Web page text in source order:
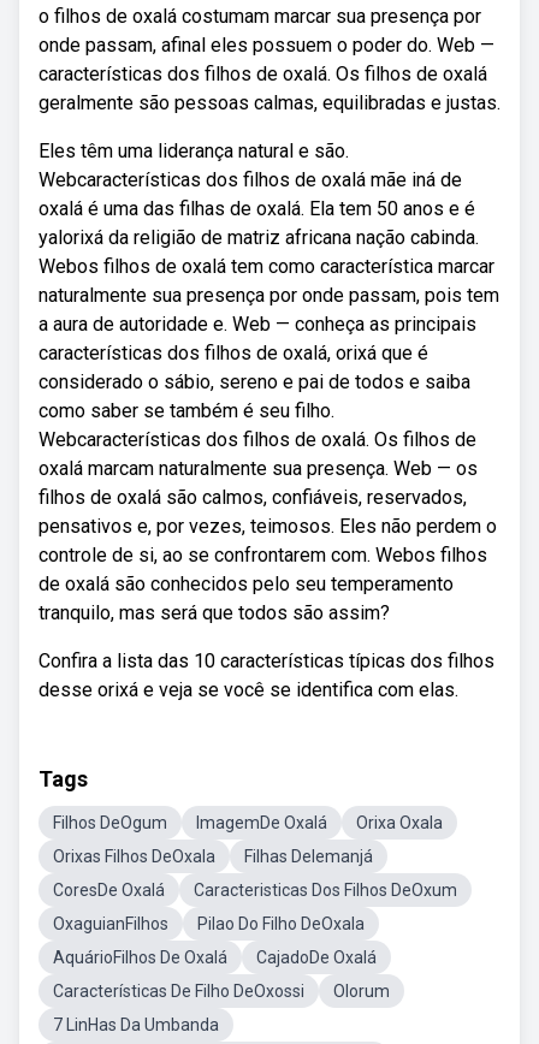
o filhos de oxalá costumam marcar sua presença por
onde passam, afinal eles possuem o poder do. Web —
características dos filhos de oxalá. Os filhos de oxalá
geralmente são pessoas calmas, equilibradas e justas.
Eles têm uma liderança natural e são.
Webcaracterísticas dos filhos de oxalá mãe iná de
oxalá é uma das filhas de oxalá. Ela tem 50 anos e é
yalorixá da religião de matriz africana nação cabinda.
Webos filhos de oxalá tem como característica marcar
naturalmente sua presença por onde passam, pois tem
a aura de autoridade e. Web — conheça as principais
características dos filhos de oxalá, orixá que é
considerado o sábio, sereno e pai de todos e saiba
como saber se também é seu filho.
Webcaracterísticas dos filhos de oxalá. Os filhos de
oxalá marcam naturalmente sua presença. Web — os
filhos de oxalá são calmos, confiáveis, reservados,
pensativos e, por vezes, teimosos. Eles não perdem o
controle de si, ao se confrontarem com. Webos filhos
de oxalá são conhecidos pelo seu temperamento
tranquilo, mas será que todos são assim?
Confira a lista das 10 características típicas dos filhos
desse orixá e veja se você se identifica com elas.
Tags
Filhos DeOgum ImagemDe Oxalá
Orixa Oxala
Orixas Filhos DeOxala
Filhas DeIemanjá
CoresDe Oxalá
Caracteristicas Dos Filhos DeOxum
OxaguianFilhos
Pilao Do Filho DeOxala
AquárioFilhos De Oxalá
CajadoDe Oxalá
Características De Filho DeOxossi
Olorum
7 LinHas Da Umbanda